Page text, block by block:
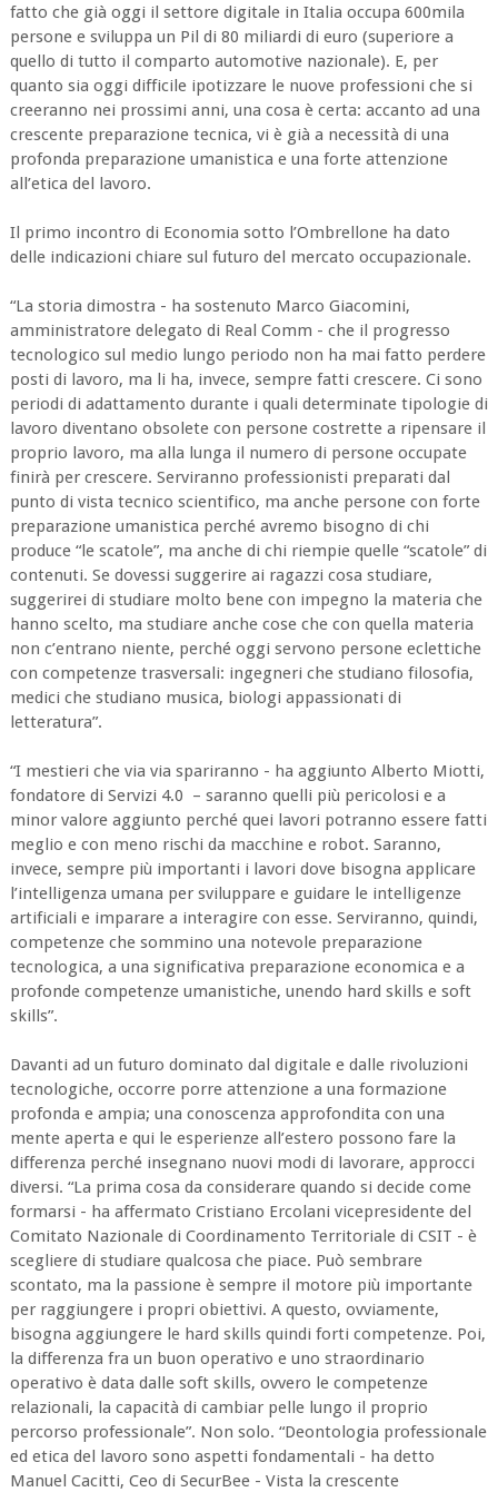
fatto che già oggi il settore digitale in Italia occupa 600mila
persone e sviluppa un Pil di 80 miliardi di euro (superiore a
quello di tutto il comparto automotive nazionale). E, per
quanto sia oggi difficile ipotizzare le nuove professioni che si
creeranno nei prossimi anni, una cosa è certa: accanto ad una
crescente preparazione tecnica, vi è già a necessità di una
profonda preparazione umanistica e una forte attenzione
all’etica del lavoro.
Il primo incontro di Economia sotto l’Ombrellone ha dato
delle indicazioni chiare sul futuro del mercato occupazionale.
“La storia dimostra - ha sostenuto Marco Giacomini,
amministratore delegato di Real Comm - che il progresso
tecnologico sul medio lungo periodo non ha mai fatto perdere
posti di lavoro, ma li ha, invece, sempre fatti crescere. Ci sono
periodi di adattamento durante i quali determinate tipologie di
lavoro diventano obsolete con persone costrette a ripensare il
proprio lavoro, ma alla lunga il numero di persone occupate
finirà per crescere. Serviranno professionisti preparati dal
punto di vista tecnico scientifico, ma anche persone con forte
preparazione umanistica perché avremo bisogno di chi
produce “le scatole”, ma anche di chi riempie quelle “scatole” di
contenuti. Se dovessi suggerire ai ragazzi cosa studiare,
suggerirei di studiare molto bene con impegno la materia che
hanno scelto, ma studiare anche cose che con quella materia
non c’entrano niente, perché oggi servono persone eclettiche
con competenze trasversali: ingegneri che studiano filosofia,
medici che studiano musica, biologi appassionati di
letteratura”.
“I mestieri che via via spariranno - ha aggiunto Alberto Miotti,
fondatore di Servizi 4.0 – saranno quelli più pericolosi e a
minor valore aggiunto perché quei lavori potranno essere fatti
meglio e con meno rischi da macchine e robot. Saranno,
invece, sempre più importanti i lavori dove bisogna applicare
l’intelligenza umana per sviluppare e guidare le intelligenze
artificiali e imparare a interagire con esse. Serviranno, quindi,
competenze che sommino una notevole preparazione
tecnologica, a una significativa preparazione economica e a
profonde competenze umanistiche, unendo hard skills e soft
skills”.
Davanti ad un futuro dominato dal digitale e dalle rivoluzioni
tecnologiche, occorre porre attenzione a una formazione
profonda e ampia; una conoscenza approfondita con una
mente aperta e qui le esperienze all’estero possono fare la
differenza perché insegnano nuovi modi di lavorare, approcci
diversi. “La prima cosa da considerare quando si decide come
formarsi - ha affermato Cristiano Ercolani vicepresidente del
Comitato Nazionale di Coordinamento Territoriale di CSIT - è
scegliere di studiare qualcosa che piace. Può sembrare
scontato, ma la passione è sempre il motore più importante
per raggiungere i propri obiettivi. A questo, ovviamente,
bisogna aggiungere le hard skills quindi forti competenze. Poi,
la differenza fra un buon operativo e uno straordinario
operativo è data dalle soft skills, ovvero le competenze
relazionali, la capacità di cambiar pelle lungo il proprio
percorso professionale”. Non solo. “Deontologia professionale
ed etica del lavoro sono aspetti fondamentali - ha detto
Manuel Cacitti, Ceo di SecurBee - Vista la crescente